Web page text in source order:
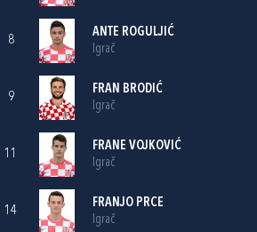
8
ANTE ROGULJIĆ
Igrač
9
FRAN BRODIĆ
Igrač
11
FRANE VOJKOVIĆ
Igrač
14
FRANJO PRCE
Igrač